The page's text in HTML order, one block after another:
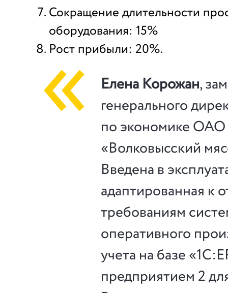
Сокращение длительности
оборудования: 15%
Рост прибыли: 20%.
Елена Корожан,
генерального
по экономике ОАО
«Волковысский
Введена в
адаптированная к
требованиям
оперативного
учета на базе
предприятием 2